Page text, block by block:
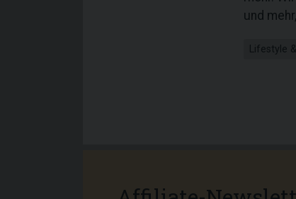
und
Lifestyle